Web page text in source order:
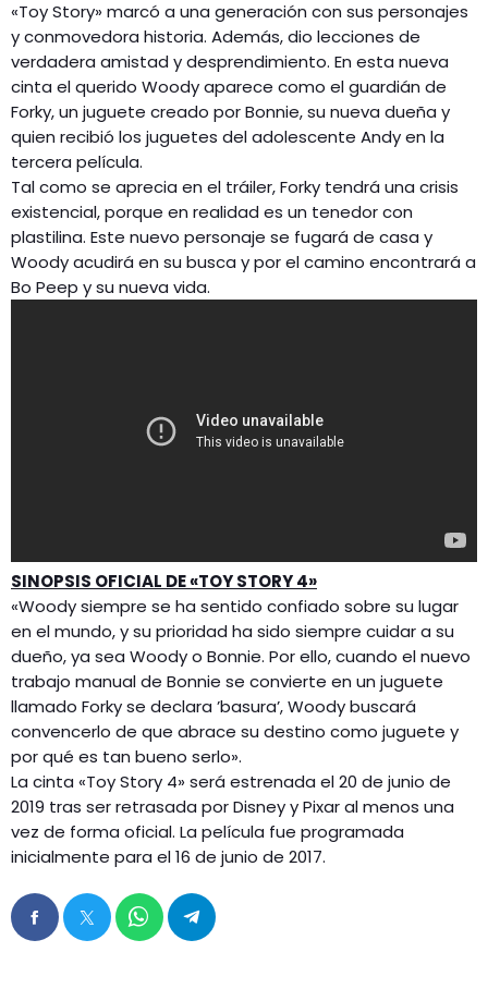
«Toy Story» marcó a una generación con sus personajes
y conmovedora historia. Además, dio lecciones de
verdadera amistad y desprendimiento. En esta nueva
cinta el querido Woody aparece como el guardián de
Forky, un juguete creado por Bonnie, su nueva dueña y
quien recibió los juguetes del adolescente Andy en la
tercera película.
Tal como se aprecia en el tráiler, Forky tendrá una crisis
existencial, porque en realidad es un tenedor con
plastilina. Este nuevo personaje se fugará de casa y
Woody acudirá en su busca y por el camino encontrará a
Bo Peep y su nueva vida.
SINOPSIS OFICIAL DE «TOY STORY 4»
«Woody siempre se ha sentido confiado sobre su lugar
en el mundo, y su prioridad ha sido siempre cuidar a su
dueño, ya sea Woody o Bonnie. Por ello, cuando el nuevo
trabajo manual de Bonnie se convierte en un juguete
llamado Forky se declara ’basura’, Woody buscará
convencerlo de que abrace su destino como juguete y
por qué es tan bueno serlo».
La cinta «Toy Story 4» será estrenada el 20 de junio de
2019 tras ser retrasada por Disney y Pixar al menos una
vez de forma oficial. La película fue programada
inicialmente para el 16 de junio de 2017.